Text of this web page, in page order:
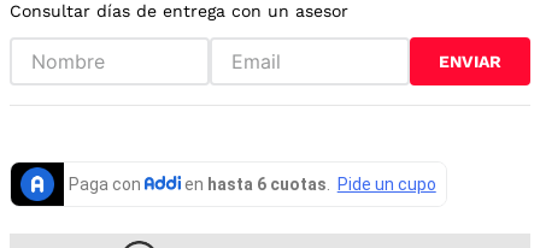
Consultar días de entrega con un asesor
ENVIAR